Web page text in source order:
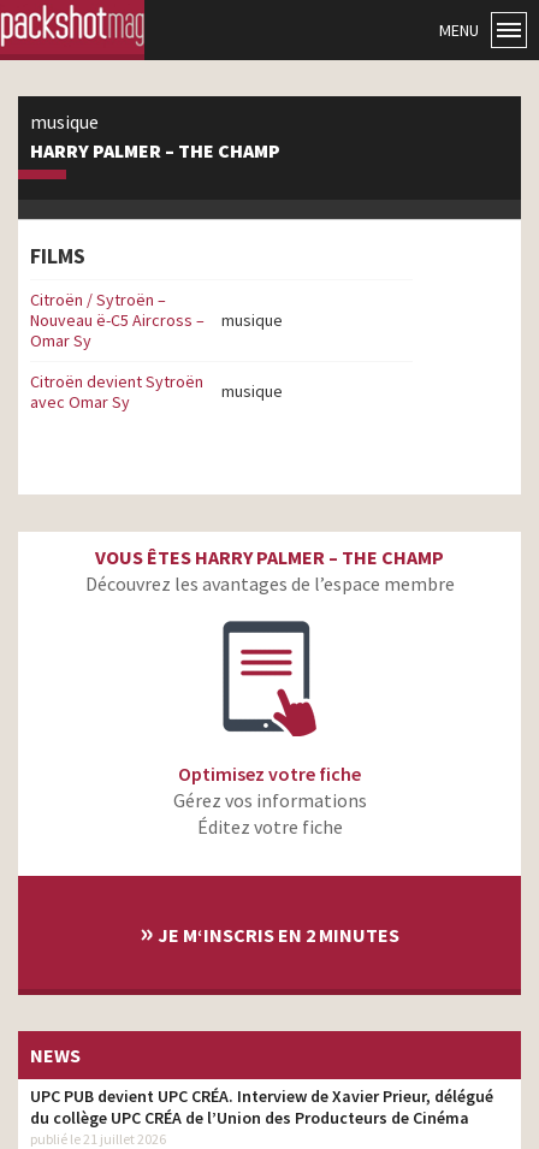
MENU
musique
HARRY PALMER – THE CHAMP
FILMS
Citroën / Sytroën –
Nouveau ë-C5 Aircross –
Omar Sy
musique
Citroën devient Sytroën
avec Omar Sy
musique
VOUS ÊTES HARRY PALMER – THE CHAMP
Découvrez les avantages de l’espace membre
Optimisez votre fiche
Gérez vos informations
Éditez votre fiche
» JE M‘INSCRIS EN 2 MINUTES
NEWS
UPC PUB devient UPC CRÉA. Interview de Xavier Prieur, délégué
du collège UPC CRÉA de l’Union des Producteurs de Cinéma
publié le 21 juillet 2026